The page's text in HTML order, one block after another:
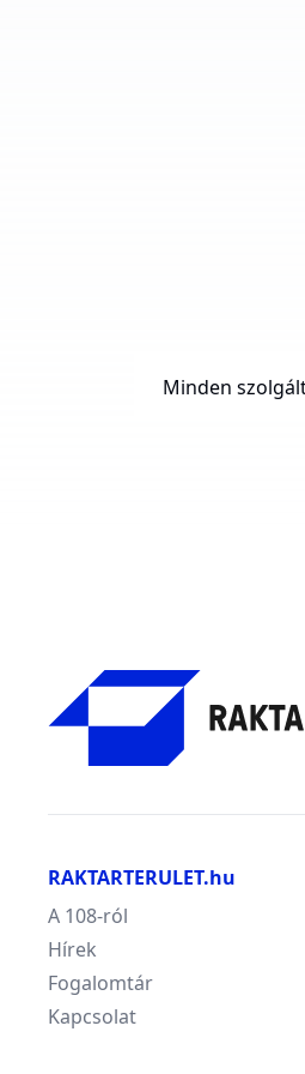
Minden
RAKTARTERULET.hu
A 108-ról
Hírek
Fogalomtár
Kapcsolat